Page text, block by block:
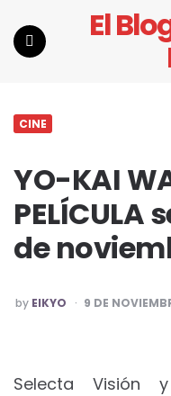
El
CINE
YO-KAI
PELÍCULA
de
POSTED
BY
by EIKYO 9 DE
Selecta Visión